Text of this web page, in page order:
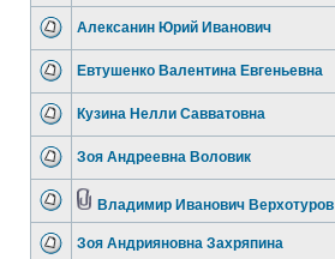
Алексанин Юрий Иванович
Евтушенко Валентина Евгеньевна
Кузина Нелли Савватовна
Зоя Андреевна Воловик
Владимир Иванович Верхотуров
Зоя Андрияновна Захряпина